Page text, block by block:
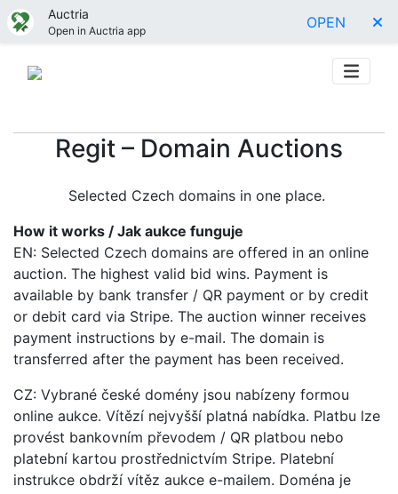
Auctria
Open in Auctria app OPEN
Regit – Domain Auctions
Selected Czech domains in one place.
How it works / Jak aukce funguje
EN: Selected Czech domains are offered in an online
auction. The highest valid bid wins. Payment is
available by bank transfer / QR payment or by credit
or debit card via Stripe. The auction winner receives
payment instructions by e-mail. The domain is
transferred after the payment has been received.
CZ: Vybrané české domény jsou nabízeny formou
online aukce. Vítězí nejvyšší platná nabídka. Platbu lze
provést bankovním převodem / QR platbou nebo
platební kartou prostřednictvím Stripe. Platební
instrukce obdrží vítěz aukce e-mailem. Doména je